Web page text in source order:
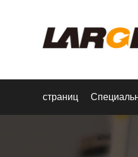
страниц